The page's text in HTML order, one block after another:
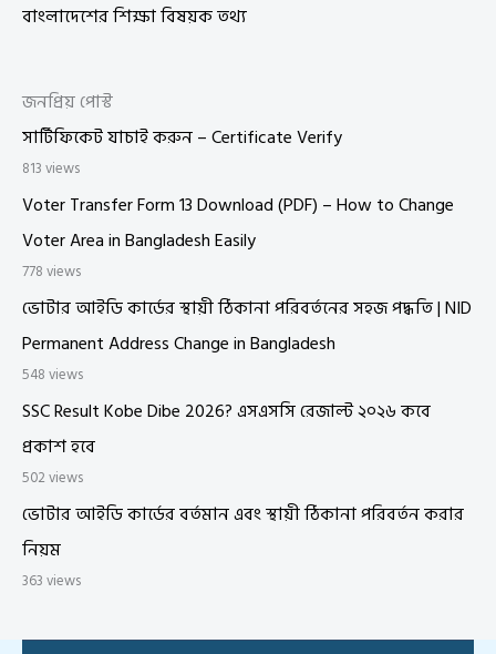
বাংলাদেশের শিক্ষা বিষয়ক তথ্য
জনপ্রিয় পোস্ট
সার্টিফিকেট যাচাই করুন – Certificate Verify
813 views
Voter Transfer Form 13 Download (PDF) – How to Change
Voter Area in Bangladesh Easily
778 views
ভোটার আইডি কার্ডের স্থায়ী ঠিকানা পরিবর্তনের সহজ পদ্ধতি | NID
Permanent Address Change in Bangladesh
548 views
SSC Result Kobe Dibe 2026? এসএসসি রেজাল্ট ২০২৬ কবে
প্রকাশ হবে
502 views
ভোটার আইডি কার্ডের বর্তমান এবং স্থায়ী ঠিকানা পরিবর্তন করার
নিয়ম
363 views